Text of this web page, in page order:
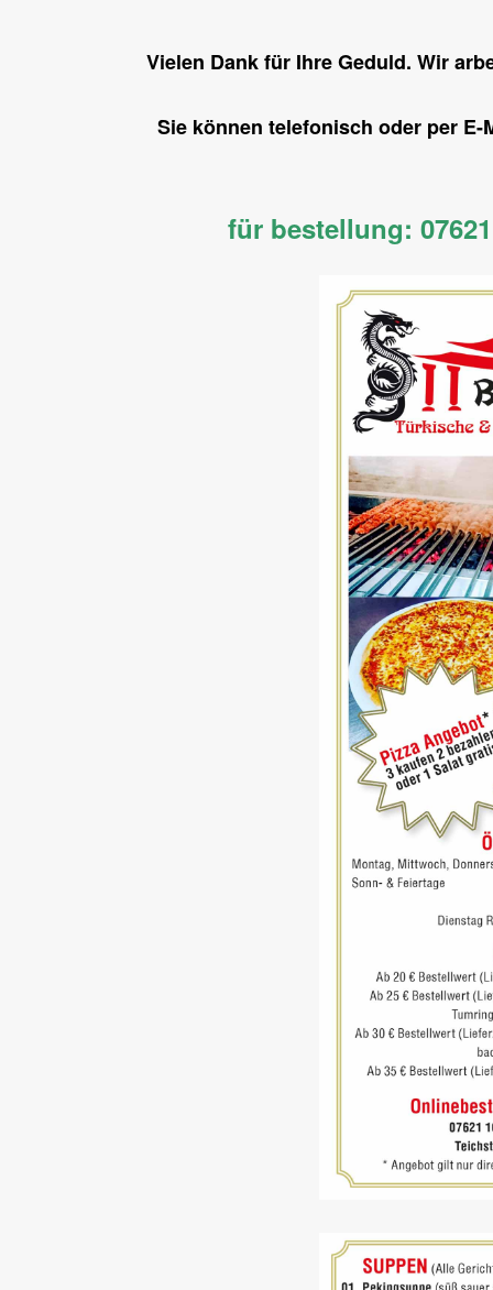
Vielen Dank für Ihre Geduld. Wir
Sie können telefonisch oder per
für bestellung: